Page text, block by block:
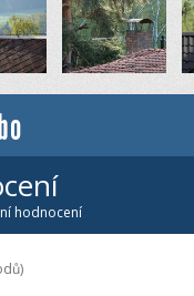
hodnocení